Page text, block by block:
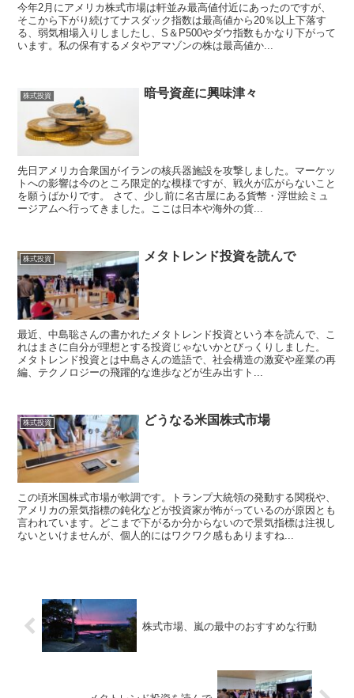
今年2月にアメリカ株式市場は軒並み最高値付近にあったのですが、
そこから下がり続けてナスダック指数は最高値から20％以上下落す
る、弱気相場入りしましたし、S＆P500やダウ指数もかなり下がって
います。私の保有するメタやアマゾンの株は最高値か...
株式投資 暗号資産に興味津々
先日アメリカ合衆国がイランの核兵器施設を攻撃しました。マーケッ
トへの影響は今のところ限定的な模様ですが、戦火が広がらないこと
を願うばかりです。 さて、少し前に名古屋にある貨幣・浮世絵ミュ
ージアムへ行ってきました。ここは日本や海外の貨...
株式投資 メタトレンド投資を読んで
最近、中島聡さんの書かれたメタトレンド投資という本を読んで、こ
れはまさに自分が理想とする投資じゃないかとびっくりしました。
メタトレンド投資とは中島さんの造語で、社会構造の激変や産業の再
編、テクノロジーの飛躍的な進歩などが生み出すト...
株式投資 どうなる米国株式市場
この頃米国株式市場が軟調です。トランプ大統領の発動する関税や、
アメリカの景気指標の鈍化などが投資家が怖がっているのが原因とも
言われています。どこまで下がるか分からないので景気指標は注視し
ないといけませんが、個人的にはワクワク感もありますね...
株式市場、嵐の最中のおすすめな行動